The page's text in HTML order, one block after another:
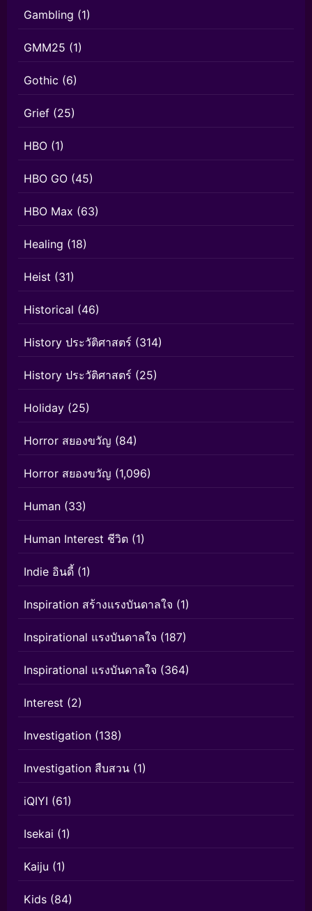
Gambling (1)
GMM25 (1)
Gothic (6)
Grief (25)
HBO (1)
HBO GO (45)
HBO Max (63)
Healing (18)
Heist (31)
Historical (46)
History ประวัติศาสตร์ (314)
History ประวัติศาสตร์ (25)
Holiday (25)
Horror สยองขวัญ (84)
Horror สยองขวัญ (1,096)
Human (33)
Human Interest ชีวิต (1)
Indie อินดี้ (1)
Inspiration สร้างแรงบันดาลใจ (1)
Inspirational แรงบันดาลใจ (187)
Inspirational แรงบันดาลใจ (364)
Interest (2)
Investigation (138)
Investigation สืบสวน (1)
iQIYI (61)
Isekai (1)
Kaiju (1)
Kids (84)